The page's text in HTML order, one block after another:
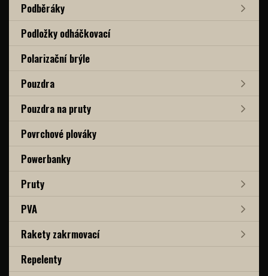
Podběráky
Podložky odháčkovací
Polarizační brýle
Pouzdra
Pouzdra na pruty
Povrchové plováky
Powerbanky
Pruty
PVA
Rakety zakrmovací
Repelenty